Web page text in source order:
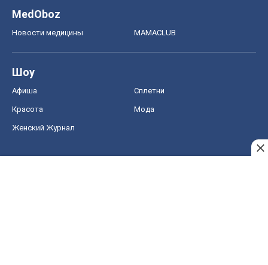
MedOboz
Новости медицины MAMACLUB
Шоу
Афиша Сплетни
Красота Мода
Женский Журнал